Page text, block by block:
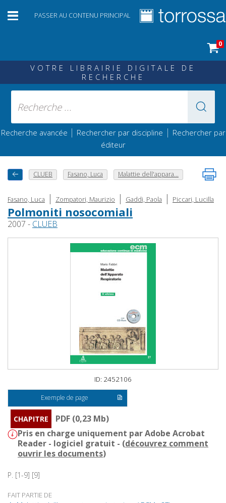
PASSER AU CONTENU PRINCIPAL
0
VOTRE LIBRAIRIE DIGITALE DE
RECHERCHE
Recherche avancée | Rechercher par discipline | Rechercher par
éditeur
CLUEB Fasano, Luca Malattie dell'appara...
Fasano, Luca | Zompatori, Maurizio | Gaddi, Paola | Piccari, Lucilla
Polmoniti nosocomiali
2007 - CLUEB
ID: 2452106
Exemple de page
CHAPITRE
PDF (0,23 Mb)
Pris en charge uniquement par Adobe Acrobat
Reader - logiciel gratuit - (découvrez comment
ouvrir les documents)
P. [1-9] [9]
FAIT PARTIE DE